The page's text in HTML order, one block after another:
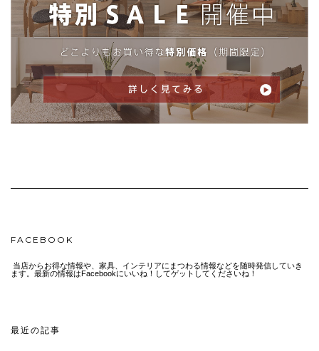
FACEBOOK
当店からお得な情報や、家具、インテリアにまつわる情報などを随時発信していき
ます。最新の情報はFacebookにいいね！してゲットしてくださいね！
最近の記事